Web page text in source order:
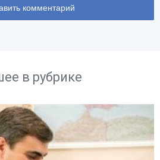
в рубрике